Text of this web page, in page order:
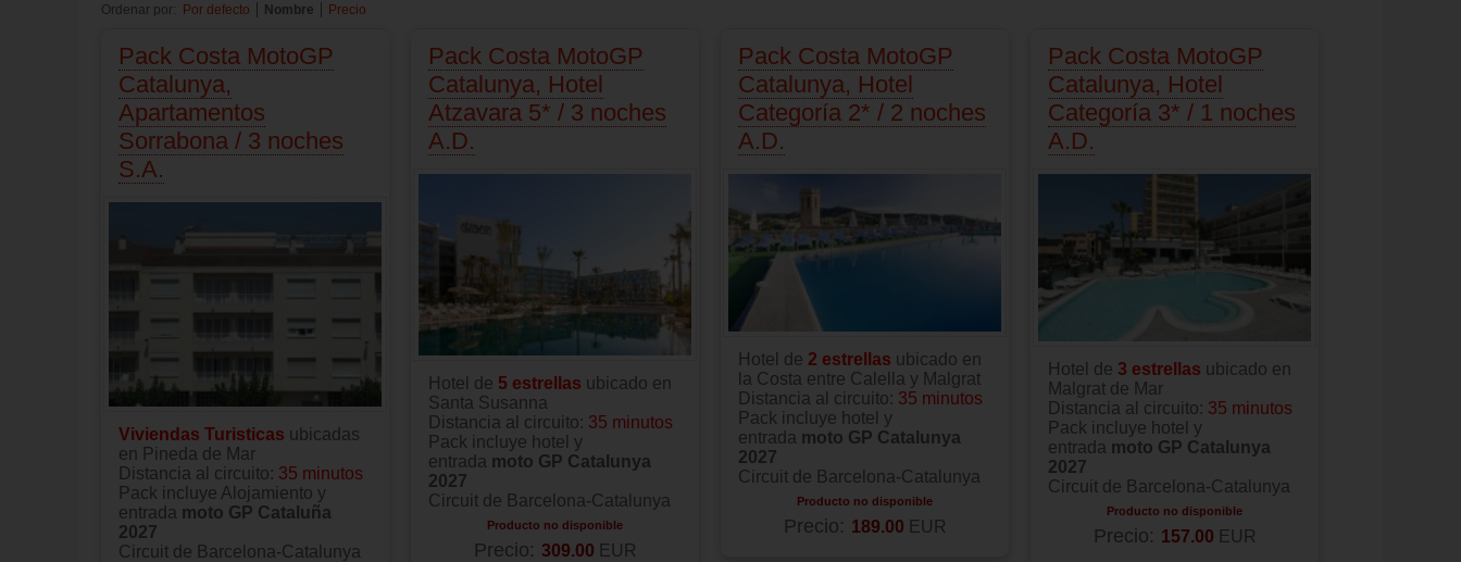
Ordenar por: Por defecto Nombre Precio
Pack Costa MotoGP
Catalunya,
Apartamentos
Sorrabona / 3 noches
S.A.
Viviendas Turisticas ubicadas
en Pineda de Mar
Distancia al circuito: 35 minutos
Pack incluye Alojamiento y
entrada moto GP Cataluña
2027
Circuit de Barcelona-Catalunya
Pack Costa MotoGP
Catalunya, Hotel
Atzavara 5* / 3 noches
A.D.
Hotel de 5 estrellas ubicado en
Santa Susanna
Distancia al circuito: 35 minutos
Pack incluye hotel y
entrada moto GP Catalunya
2027
Circuit de Barcelona-Catalunya
Producto no disponible
Precio: 309.00 EUR
Pack Costa MotoGP
Catalunya, Hotel
Categoría 2* / 2 noches
A.D.
Hotel de 2 estrellas ubicado en
la Costa entre Calella y Malgrat
Distancia al circuito: 35 minutos
Pack incluye hotel y
entrada moto GP Catalunya
2027
Circuit de Barcelona-Catalunya
Producto no disponible
Precio: 189.00 EUR
Pack Costa MotoGP
Catalunya, Hotel
Categoría 3* / 1 noches
A.D.
Hotel de 3 estrellas ubicado en
Malgrat de Mar
Distancia al circuito: 35 minutos
Pack incluye hotel y
entrada moto GP Catalunya
2027
Circuit de Barcelona-Catalunya
Producto no disponible
Precio: 157.00 EUR